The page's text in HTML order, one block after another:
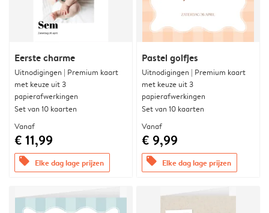
Eerste charme
Uitnodigingen | Premium kaart
met keuze uit 3
papierafwerkingen
Set van 10 kaarten
Vanaf
€ 11,99
offers Elke dag lage prijzen
Pastel golfjes
Uitnodigingen | Premium kaart
met keuze uit 3
papierafwerkingen
Set van 10 kaarten
Vanaf
€ 9,99
offers Elke dag lage prijzen